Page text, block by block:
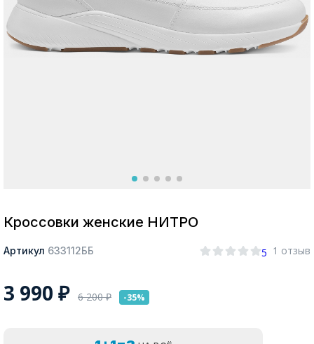
Кроссовки женские НИТРО
Артикул 633112ББ 5 1 отзыв
3 990 ₽ 6 200₽ -35%